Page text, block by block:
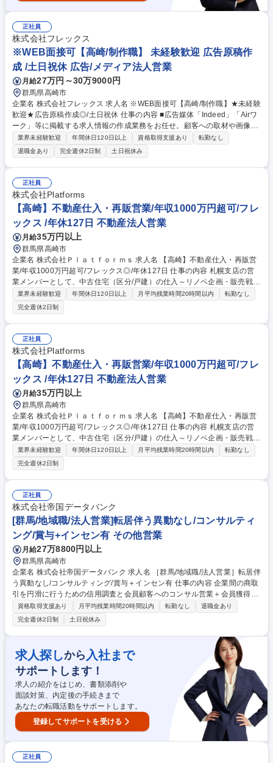
正社員
株式会社フレックス
※WEB面接可【高崎/制作職】 未経験歓迎 広告原稿作
成 /土日祝休 広告/メディア法人営業
月給27万円～30万9000円
群馬県高崎市
企業名 株式会社フレックス 求人名 ※WEB面接可【高崎/制作職】★未経験
歓迎★広告原稿作成◎/土日祝休 仕事の内容 ■広告媒体「Indeed」「Airワ
ーク」等に掲載する求人情報の作成業務をお任せ。顧客への取材や画像制
作の業務もあります。また、掲載後の効果検証も行うため、データ分析や
論理的思考力も求められます。 ※取材はZOOMや電話を使用して行いま
す。 ※画像制作はIllustrator、Photoshopを使用します。 ＜過去の活躍事
例＞ ●転職を考えたきっかけは「土日休みに変えたい」等の理由でも構い
ません！●目標を追いかけてきたご経験や、論理的に物事を考えて成功し
た経験を活かし活躍可能です！ 募集職種 ※WEB面接可【高崎/制作職】★
未経験歓迎★広告原稿作成◎/土日祝休
業界未経験歓迎 年間休日120日以上 資格取得支援あり
転勤なし
退職金あり
完全週休2日制 土日祝休み
正社員
株式会社Platforms
【高崎】不動産仕入・再販営業/年収1000万円超可/フレ
ックス /年休127日 不動産法人営業
月給35万円以上
群馬県高崎市
企業名 株式会社Ｐｌａｔｆｏｒｍｓ 求人名 【高崎】不動産仕入・再販営
業/年収1000万円超可/フレックス◎/年休127日 仕事の内容 札幌支店の営
業メンバーとして、中古住宅（区分/戸建）の仕入～リノベ企画・販売戦略
～再販まで一気通貫で担当。仲介会社との関係構築を軸に、少数精鋭拠点
の業績を伸ばしていただきます。 仲介会社への営業で物件情報を獲得し、
日々の訪問で関係を深めながら、区分マンション・戸建中心の買取再販を
推進。■市場/相場調査・現地調査 ■仕入候補探索・取得交渉 ■リノベ方針/
収支計画策定 ■工事会社との原価/工程調整 ■販売資料作成・販売戦略 ■契
約書類/重説・引渡しまで対応。必要に応じ金融機関・士業とも連携。少数
精鋭の体制で案件を高速回転し、裁量も大。将来は支店長も目指せます！
募集職種 【高崎】不動産仕入・再販営業/年収1000万円超可/フレックス
◎/年休127日
業界未経験歓迎 年間休日120日以上 月平均残業時間20時間以内
転勤なし
完全週休2日制
正社員
株式会社Platforms
【高崎】不動産仕入・再販営業/年収1000万円超可/フレ
ックス /年休127日 不動産法人営業
月給35万円以上
群馬県高崎市
企業名 株式会社Ｐｌａｔｆｏｒｍｓ 求人名 【高崎】不動産仕入・再販営
業/年収1000万円超可/フレックス◎/年休127日 仕事の内容 札幌支店の営
業メンバーとして、中古住宅（区分/戸建）の仕入～リノベ企画・販売戦略
～再販まで一気通貫で担当。仲介会社との関係構築を軸に、少数精鋭拠点
の業績を伸ばしていただきます。 仲介会社への営業で物件情報を獲得し、
日々の訪問で関係を深めながら、区分マンション・戸建中心の買取再販を
推進。■市場/相場調査・現地調査 ■仕入候補探索・取得交渉 ■リノベ方針/
収支計画策定 ■工事会社との原価/工程調整 ■販売資料作成・販売戦略 ■契
約書類/重説・引渡しまで対応。必要に応じ金融機関・士業とも連携。少数
精鋭の体制で案件を高速回転し、裁量も大。将来は支店長も目指せます！
募集職種 【高崎】不動産仕入・再販営業/年収1000万円超可/フレックス
◎/年休127日
業界未経験歓迎 年間休日120日以上 月平均残業時間20時間以内
転勤なし
完全週休2日制
正社員
株式会社帝国データバンク
[群馬/地域職/法人営業]転居伴う異動なし/コンサルティ
ング/賞与+インセン有 その他営業
月給27万8800円以上
群馬県高崎市
企業名 株式会社帝国データバンク 求人名 ［群馬/地域職/法人営業］転居伴
う異動なし/コンサルティング/賞与＋インセン有 仕事の内容 企業間の商取
引を円滑に行うための信用調査と会員顧客へのコンサル営業＋会員獲得営
業(飛び込みなし) を行います。入社後約1年は習熟期間と位置づけ営業目
標はほとんど無し。9割の人が目標達成する環境です。 ■信用調査(約80項
目)：事業内容やビジネスモデル、財務状況の聞き取り ■コンサル営業：業
界動向・市場情報等のデータベース提供、新規顧客先への信用調査の実
施、後継者育成・事業承継支援等独自サービスの提案 【魅力】担当顧客に
対し長期伴走型の課題解決支援を行う事ができ、売り切り営業では無いこ
とから自らの提案による企業の改善を間近に感じられます。経営層との対
峙機会が多く様々なスキル向上が期待できます。 募集職種 ［群馬/地域職/
法人営業］転居伴う異動なし/コンサルティング/賞与＋インセン有
資格取得支援あり 月平均残業時間20時間以内 転勤なし
退職金あり
完全週休2日制
土日祝休み
求人探しから 入社まで
サポートします！
求人の紹介をはじめ、書類添削や
面談対策、内定後の手続きまで
あなたの転職活動をサポートします。
登録してサポートを受ける
正社員